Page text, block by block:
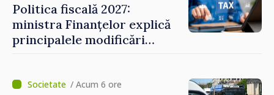
Politica fiscală 2027:
ministra Finanțelor explică
principalele modificări
locale și rutiere
/ Acum 6 ore